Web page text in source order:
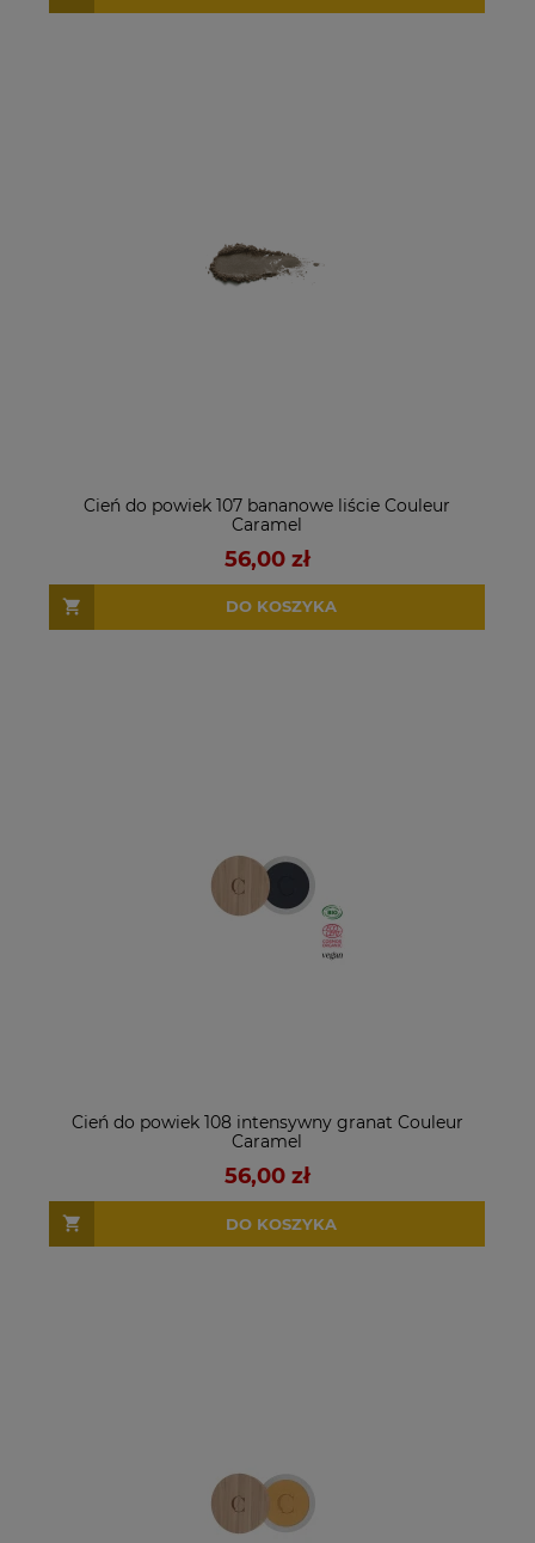
Cień do powiek 107 bananowe liście Couleur
Caramel
56,00 zł
DO KOSZYKA
Cień do powiek 108 intensywny granat Couleur
Caramel
56,00 zł
DO KOSZYKA